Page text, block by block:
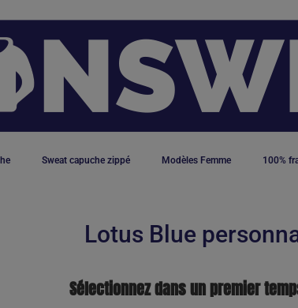
Sweat capuche zippé Modèles Femme 100%
Lotus Blue
Sélectionnez dans un premier